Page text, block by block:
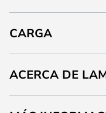
CARGA
ACERCA DE